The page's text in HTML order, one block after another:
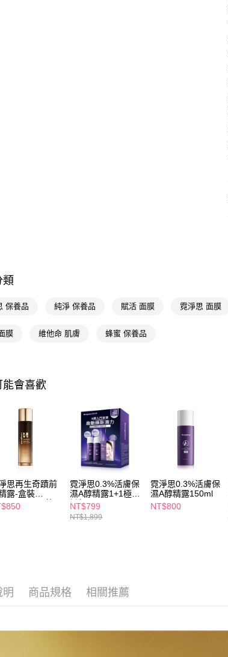
類
保養品 純淨 保養品 賦活 面膜 霓淨思 面膜
膜 維他命 肌膚 蜂蜜 保養品
能會喜歡
思再生奇蹟前
露-盒裝
外
)
霓淨思0.3%活膚保
濕A醇精露1+1極緊
緻組
NT$799
NT$1,899
霓淨思0.3%活膚保
濕A醇精露150ml
NT$800
明 商品規格 相關推薦